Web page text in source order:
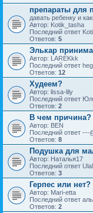
препараты для
давать ребенку и
Автор: Kotik_tasha
Последний ответ
Ответов: 5
Элькар
Автор: LAREKkk
Последний ответ
Ответов: 12
Худеем?
Автор: lissa-lily
Последний ответ
Ответов: 2
В чем причина?
Автор: BEN
Последний ответ ---
Ответов: 8
Подушка для
Автор: Наталья17
Последний ответ
Ответов: 3
Герпес или нет?
Автор: Mari-etta
Последний ответ
Ответов: 2